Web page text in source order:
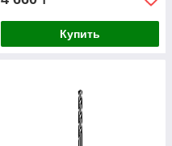
Купить